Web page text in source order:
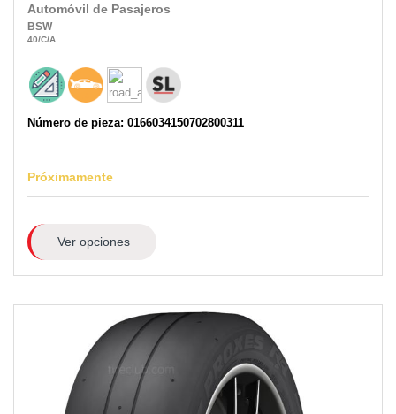
Automóvil de Pasajeros
BSW
40/C/A
Número de pieza: 0166034150702800311
Próximamente
Ver opciones